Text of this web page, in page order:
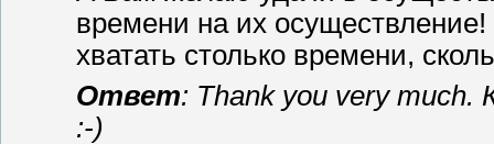
времени на их
хватать столько времени,
Ответ: Thank you very much.
:-)